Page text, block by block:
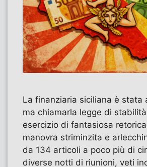
La finanziaria siciliana è stata
ma chiamarla legge di
esercizio di fantasiosa
manovra striminzita e
da 134 articoli a poco più di
diverse notti di riunioni, veti